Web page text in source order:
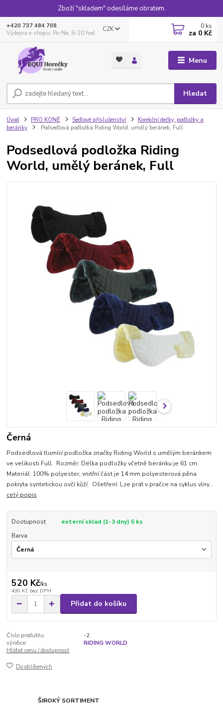
Zboží "skladem" odesíláme obratem.
Menu
CZK
Hledat
+420 737 484 708
Výdejna e-shopu: Po-Ne, 8-20 hod.
0 ks
za 0 Kč
Úvod PRO KONĚ Sedlové příslušenství
Korekční dečky, podložky a
beránky
Podsedlová podložka Riding World, umělý beránek, Full
Podsedlová podložka Riding
World, umělý beránek, Full
Černá
Podsedlová tlumící podložka značky Riding World s umělým beránkem
ve velikosti Full. Rozměr: Délka podložky včetně beránku je 61 cm.
Materiál: 100% polyester, vnitřní část je 14 mm polyesterová pěna
pokryta syntetickou ovčí kůží. Ošetření: Lze prát v pračce na cyklus vlny...
celý popis
Dostupnost
externí sklad (1-3 dny) 5 ks
Barva
520 Kč/ks
430 Kč bez DPH
Přidat do košíku
Číslo produktu:
-2
výrobce:
RIDING WORLD
Hlídat cenu / dostupnost
Do oblíbených
ŠIROKÝ SORTIMENT